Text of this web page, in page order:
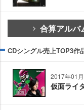
合算アルバ
CDシングル売上TOP3作
2017年01
仮面ライ